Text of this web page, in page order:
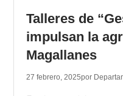
Talleres de
impulsan la
Magallanes
27 febrero, 2025por